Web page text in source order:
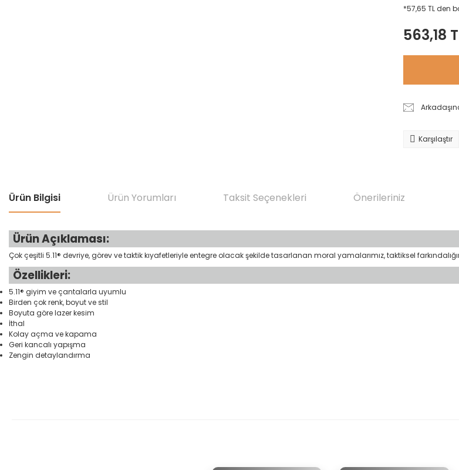
*57,65 TL den
563,18
Karşılaştır
Ürün Bilgisi Ürün Yorumları Taksit Seçenekleri Önerileriniz
Ürün Açıklaması:
Çok çeşitli 5.11® devriye, görev ve taktik kıyafetleriyle entegre olacak şekilde tasarlanan moral yamalarımız, taktiksel
Özellikleri:
5.11® giyim ve çantalarla uyumlu
Birden çok renk, boyut ve stil
Boyuta göre lazer kesim
İthal
Kolay açma ve kapama
Geri kancalı yapışma
Zengin detaylandırma